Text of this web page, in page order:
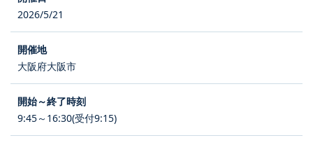
2026/5/21
大阪府大阪市
9:45～16:30(受付9:15)